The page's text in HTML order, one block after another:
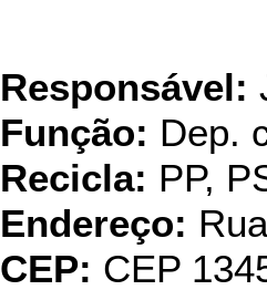
Responsável:
Função: Dep.
Recicla: PP,
Endereço:
CEP: CEP